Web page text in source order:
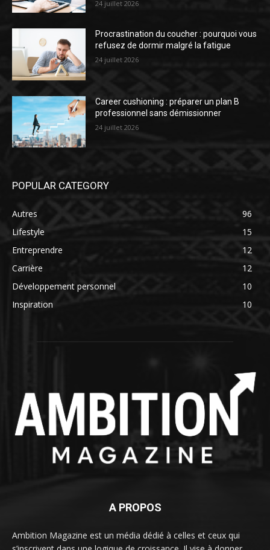
24 juillet 2026
Procrastination du coucher : pourquoi vous
refusez de dormir malgré la fatigue
24 juillet 2026
Career cushioning : préparer un plan B
professionnel sans démissionner
24 juillet 2026
POPULAR CATEGORY
Autres
96
Lifestyle
15
Entreprendre
12
Carrière
12
Développement personnel
10
Inspiration
10
A PROPOS
Ambition Magazine est un média dédié à celles et ceux qui